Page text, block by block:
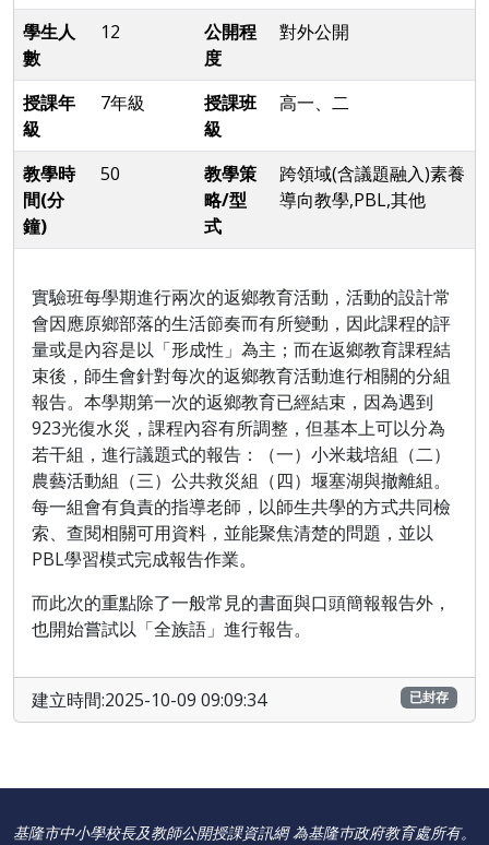
學生人
數
12
公開程
度
對外公開
授課年
級
7年級
授課班
級
高一、二
教學時
間(分
鐘)
50
教學策
略/型
式
跨領域(含議題融入)素養
導向教學,PBL,其他
實驗班每學期進行兩次的返鄉教育活動，活動的設計常
會因應原鄉部落的生活節奏而有所變動，因此課程的評
量或是內容是以「形成性」為主；而在返鄉教育課程結
束後，師生會針對每次的返鄉教育活動進行相關的分組
報告。本學期第一次的返鄉教育已經結束，因為遇到
923光復水災，課程內容有所調整，但基本上可以分為
若干組，進行議題式的報告：（一）小米栽培組（二）
農藝活動組（三）公共救災組（四）堰塞湖與撤離組。
每一組會有負責的指導老師，以師生共學的方式共同檢
索、查閱相關可用資料，並能聚焦清楚的問題，並以
PBL學習模式完成報告作業。
而此次的重點除了一般常見的書面與口頭簡報報告外，
也開始嘗試以「全族語」進行報告。
建立時間:2025-10-09 09:09:34 已封存
基隆市中小學校長及教師公開授課資訊網 為基隆巿政府教育處所有。